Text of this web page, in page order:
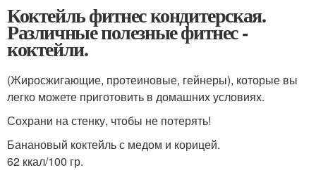
Коктейль фитнес кондитерская.
Различные полезные фитнес -
коктейли.
(Жиросжигающие, протеиновые, гейнеры), которые вы
легко можете приготовить в домашних условиях.
Сохрани на стенку, чтобы не потерять!
Банановый коктейль с медом и корицей.
62 ккал/100 гр.